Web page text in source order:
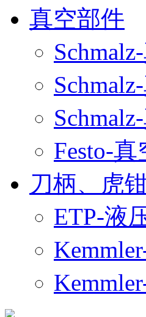
真空部件
Festo-
刀柄、虎
ETP-液